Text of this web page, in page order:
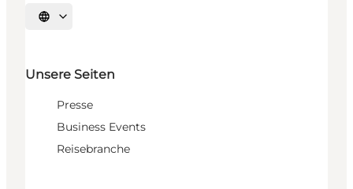
Sprache auswählen
Unsere Seiten
Presse
Business Events
Reisebranche